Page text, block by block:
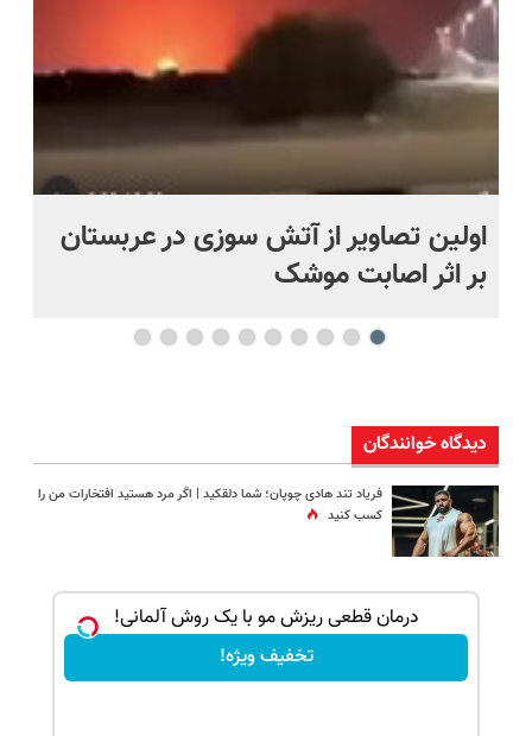
اولین تصاویر از آتش سوزی در عربستان
بر اثر اصابت موشک
دیدگاه خوانندگان
فریاد تند هادی چوپان؛‌ شما دلقکید | اگر مرد هستید افتخارات من را
کسب کنید
درمان قطعی ریزش مو با یک روش آلمانی!
تخفیف ویژه!